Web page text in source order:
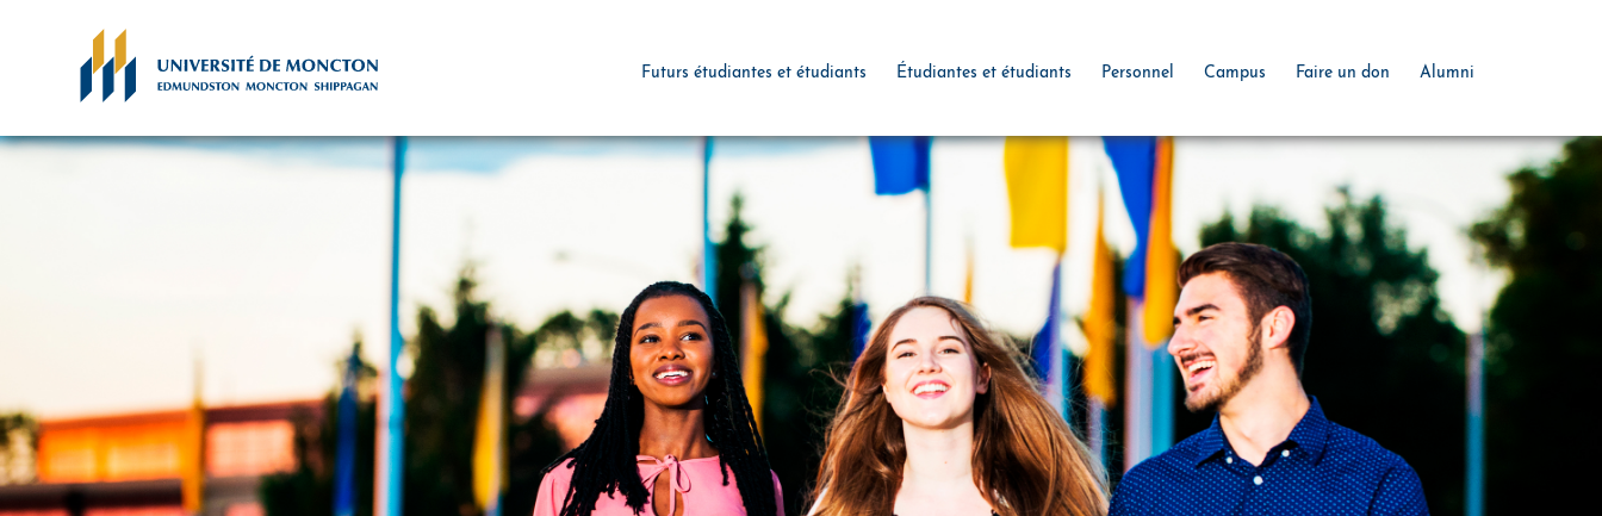
Futurs étudiantes et étudiants Étudiantes et étudiants Personnel Campus Faire un don Alumni